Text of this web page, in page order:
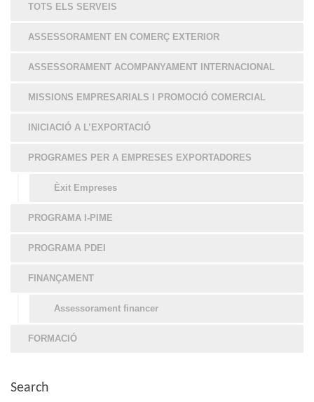
TOTS ELS SERVEIS
ASSESSORAMENT EN COMERÇ EXTERIOR
ASSESSORAMENT ACOMPANYAMENT INTERNACIONAL
MISSIONS EMPRESARIALS I PROMOCIÓ COMERCIAL
INICIACIÓ A L’EXPORTACIÓ
PROGRAMES PER A EMPRESES EXPORTADORES
Èxit Empreses
PROGRAMA I-PIME
PROGRAMA PDEI
FINANÇAMENT
Assessorament financer
FORMACIÓ
Search